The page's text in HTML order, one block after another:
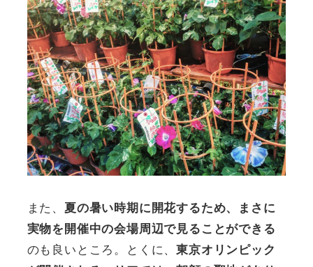
また、 夏の暑い時期に開花するため、まさに
実物を開催中の会場周辺で見ることができる
のも良いところ。とくに、東京オリンピック